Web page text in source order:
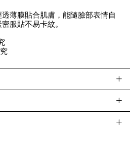
薄膜貼合肌膚，能隨臉部表情自
服貼不易卡紋。